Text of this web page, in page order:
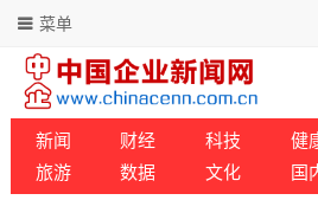
菜单
新闻 财经 科技 健
旅游
数据 文化 国